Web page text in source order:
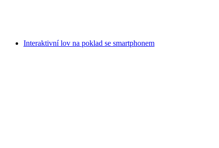
Interaktivní lov na poklad se smartphonem